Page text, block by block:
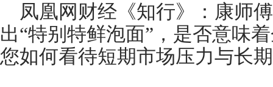
凤凰网财经《知行》：康师
出“特别特鲜泡面”，是否意味
您如何看待短期市场压力与长